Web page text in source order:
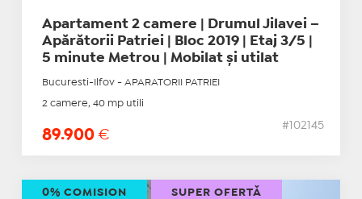
Apartament 2 camere | Drumul Jilavei –
Apărătorii Patriei | Bloc 2019 | Etaj 3/5 |
5 minute Metrou | Mobilat și utilat
Bucuresti-Ilfov - APARATORII PATRIEI
2 camere, 40 mp utili
89.900 €
#102145
0% COMISION SUPER OFERTĂ